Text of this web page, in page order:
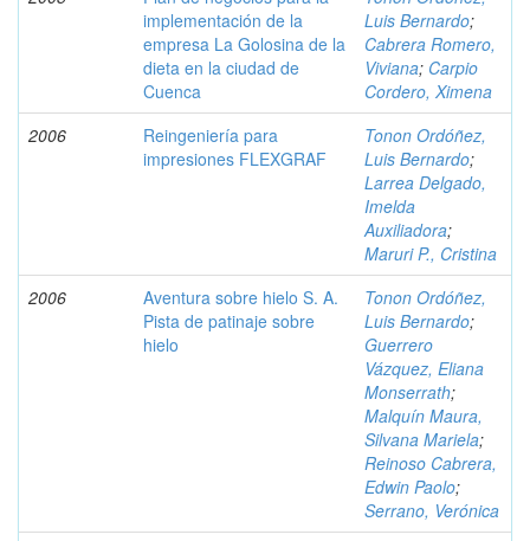
implementación de la
empresa La Golosina de la
dieta en la ciudad de
Cuenca
Luis Bernardo;
Cabrera Romero,
Viviana; Carpio
Cordero, Ximena
2006
Reingeniería para
impresiones FLEXGRAF
Tonon Ordóñez,
Luis Bernardo;
Larrea Delgado,
Imelda
Auxiliadora;
Maruri P., Cristina
2006
Aventura sobre hielo S. A.
Pista de patinaje sobre
hielo
Tonon Ordóñez,
Luis Bernardo;
Guerrero
Vázquez, Eliana
Monserrath;
Malquín Maura,
Silvana Mariela;
Reinoso Cabrera,
Edwin Paolo;
Serrano, Verónica